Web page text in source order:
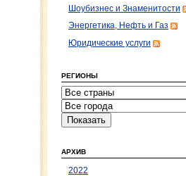
Шоубизнес и Знаменитости
Энергетика, Нефть и Газ
Юридические услуги
РЕГИОНЫ
АРХИВ
2022